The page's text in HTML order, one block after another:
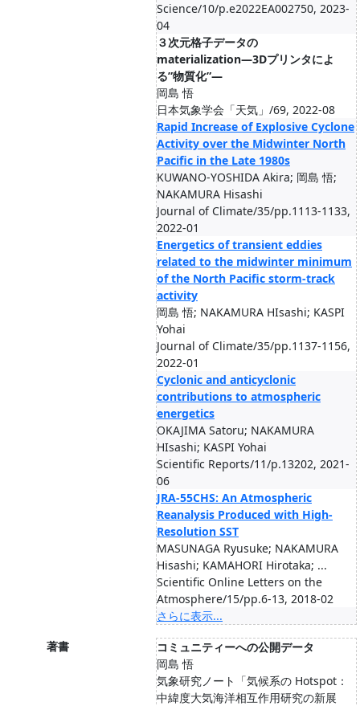
Science/10/p.e2022EA002750, 2023-
04
３次元格子データの
materialization―3Dプリンタによ
る”物質化”―
岡島 悟
日本気象学会「天気」/69, 2022-08
Rapid Increase of Explosive Cyclone
Activity over the Midwinter North
Pacific in the Late 1980s
KUWANO-YOSHIDA Akira; 岡島 悟;
NAKAMURA Hisashi
Journal of Climate/35/pp.1113-1133,
2022-01
Energetics of transient eddies
related to the midwinter minimum
of the North Pacific storm-track
activity
岡島 悟; NAKAMURA HIsashi; KASPI
Yohai
Journal of Climate/35/pp.1137-1156,
2022-01
Cyclonic and anticyclonic
contributions to atmospheric
energetics
OKAJIMA Satoru; NAKAMURA
HIsashi; KASPI Yohai
Scientific Reports/11/p.13202, 2021-
06
JRA-55CHS: An Atmospheric
Reanalysis Produced with High-
Resolution SST
MASUNAGA Ryusuke; NAKAMURA
Hisashi; KAMAHORI Hirotaka; ...
Scientific Online Letters on the
Atmosphere/15/pp.6-13, 2018-02
さらに表示...
著書
コミュニティーへの公開データ
岡島 悟
気象研究ノート「気候系の Hotspot：
中緯度大気海洋相互作用研究の新展